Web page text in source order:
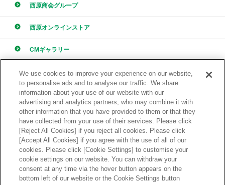
西原商会グループ
西原オンラインストア
CMギャラリー
採用情報
ONLINE STORE
西原オンラインストア
We use cookies to improve your experience on our website,
to personalise ads and to analyse our traffic. We share
information about your use of our website with our
advertising and analytics partners, who may combine it with
other information that you have provided to them or that they
have collected from your use of their services. Please click
[Reject All Cookies] if you reject all cookies. Please click
[Accept All Cookies] if you agree with the use of all of our
cookies. Please click [Cookie Settings] to customise your
cookie settings on our website. You can withdraw your
consent at any time via the hover button appears on the
bottom left of our website or the Cookie Settings button